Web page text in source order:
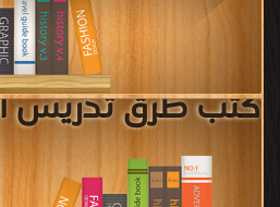
إعلان: